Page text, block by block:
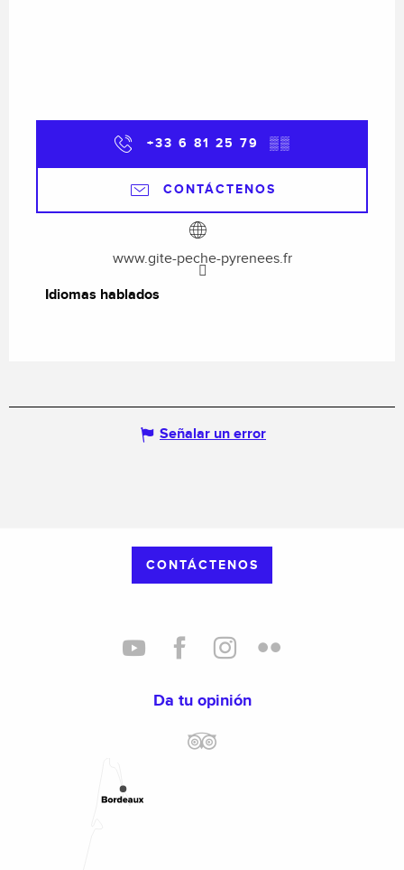
+33 6 81 25 79 ▒▒
CONTÁCTENOS
www.gite-peche-pyrenees.fr
Idiomas hablados
Idiomas hablados
Señalar un error
CONTÁCTENOS
Da tu opinión